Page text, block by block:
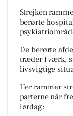
Strejken
berørte
De berørte
træder i værk,
livsvigtige
Her rammer
parterne når
lørdag: